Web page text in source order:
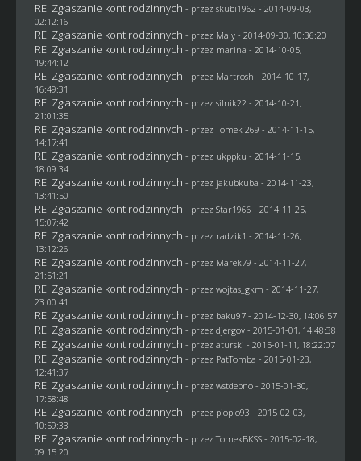
RE: Zgłaszanie kont rodzinnych - przez skubi1962 - 2014-09-03,
02:12:16
RE: Zgłaszanie kont rodzinnych - przez Maly- 2014-09-30, 10:36:20
RE: Zgłaszanie kont rodzinnych - przez marina - 2014-10-05,
19:44:12
RE: Zgłaszanie kont rodzinnych - przez Martrosh - 2014-10-17,
16:49:31
RE: Zgłaszanie kont rodzinnych - przez silnik22 - 2014-10-21,
21:01:35
RE: Zgłaszanie kont rodzinnych - przezTomek 269 - 2014-11-15,
14:17:41
RE: Zgłaszanie kont rodzinnych - przez ukppku - 2014-11-15,
18:09:34
RE: Zgłaszanie kont rodzinnych - przez jakubkuba - 2014-11-23,
13:41:50
RE: Zgłaszanie kont rodzinnych - przez Star1966 - 2014-11-25,
15:07:42
RE: Zgłaszanie kont rodzinnych - przez radzik1 - 2014-11-26,
13:12:26
RE: Zgłaszanie kont rodzinnych - przez Marek79 - 2014-11-27,
21:51:21
RE: Zgłaszanie kont rodzinnych - przez wojtas_gkm - 2014-11-27,
23:00:41
RE: Zgłaszanie kont rodzinnych - przez baku97- 2014-12-30, 14:06:57
RE: Zgłaszanie kont rodzinnych - przez djergov- 2015-01-01, 14:48:38
RE: Zgłaszanie kont rodzinnych - przez aturski - 2015-01-11, 18:22:07
RE: Zgłaszanie kont rodzinnych - przez PatTomba - 2015-01-23,
12:41:37
RE: Zgłaszanie kont rodzinnych - przez wstdebno- 2015-01-30,
17:58:48
RE: Zgłaszanie kont rodzinnych - przez pioplo93 - 2015-02-03,
10:59:33
RE: Zgłaszanie kont rodzinnych - przezTomekBKSS- 2015-02-18,
09:15:20